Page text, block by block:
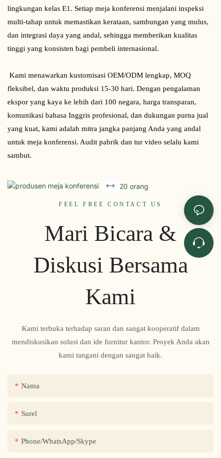
lingkungan kelas E1. Setiap meja konferensi menjalani inspeksi
multi-tahap untuk memastikan kerataan, sambungan yang mulus,
dan integrasi daya yang andal, sehingga memberikan kualitas
tinggi yang konsisten bagi pembeli internasional.
fleksibel, dan waktu produksi 15-30 hari. Dengan pengalaman
ekspor yang kaya ke lebih dari 100 negara, harga transparan,
komunikasi bahasa Inggris profesional, dan dukungan purna jual
yang kuat, kami adalah mitra jangka panjang Anda yang andal
untuk meja konferensi. Audit pabrik dan tur video selalu kami
sambut.
Siap mencari meja
konferensi yang andal?
penawaran harga yang
undangan tur pabrik.
FEEL FREE CONTACT US
Mari Bicara &
Diskusi Bersama
Kami
Kami terbuka terhadap saran dan sangat kooperatif dalam
mendiskusikan solusi dan ide furnitur kantor. Proyek Anda akan
kami tangani dengan sangat baik.
Nama
Surel
Phone/WhatsApp/Skype